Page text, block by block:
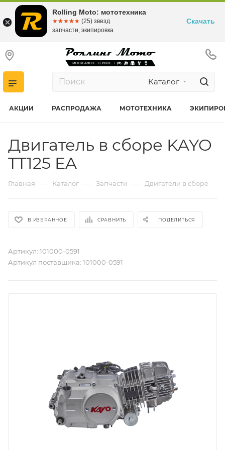
Каталог
АКЦИИ РАСПРОДАЖА МОТОТЕХНИКА
Двигатель в сборе KAYO
TT125 EA
Главная — Каталог — Запчасти — Двигатели в сборе
В ИЗБРАННОЕ СРАВНИТЬ ПОДЕЛИТЬСЯ
Артикул: 101000-0591
Артикул поставщика: 101000-0591
Rolling Moto: мототехника
☆☆☆☆☆
★★★★★ (25) звезд
запчасти, экипировка
Скачать